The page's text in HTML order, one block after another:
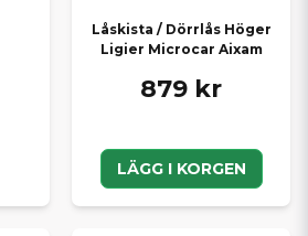
Låskista / Dörrlås Höger
Ligier Microcar Aixam
879 kr
LÄGG I KORGEN